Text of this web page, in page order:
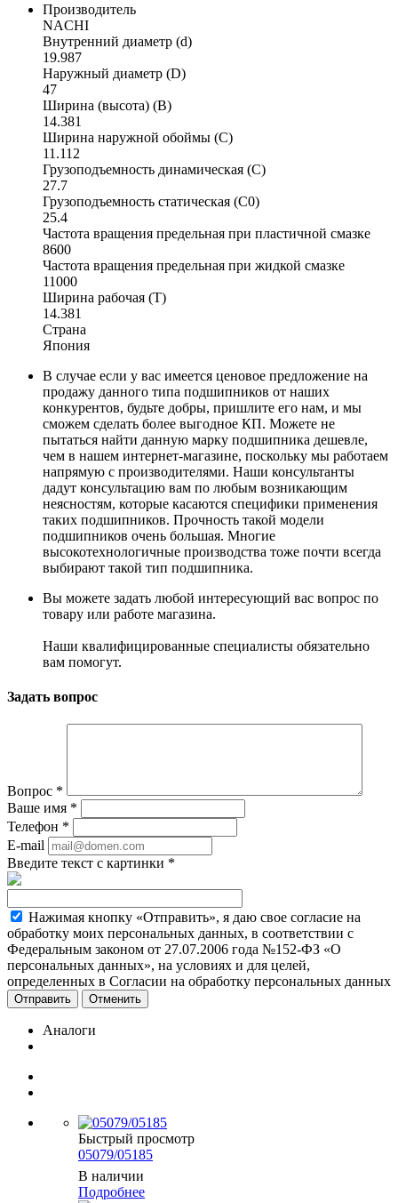
Производитель
NACHI
Внутренний диаметр (d)
19.987
Наружный диаметр (D)
47
Ширина (высота) (B)
14.381
Ширина наружной обоймы (C)
11.112
Грузоподъемность динамическая (C)
27.7
Грузоподъемность статическая (C0)
25.4
Частота вращения предельная при пластичной смазке
8600
Частота вращения предельная при жидкой смазке
11000
Ширина рабочая (T)
14.381
Страна
Япония
В случае если у вас имеется ценовое предложение на
продажу данного типа подшипников от наших
конкурентов, будьте добры, пришлите его нам, и мы
сможем сделать более выгодное КП. Можете не
пытаться найти данную марку подшипника дешевле,
чем в нашем интернет-магазине, поскольку мы работаем
напрямую с производителями. Наши консультанты
дадут консультацию вам по любым возникающим
неясностям, которые касаются специфики применения
таких подшипников. Прочность такой модели
подшипников очень большая. Многие
высокотехнологичные производства тоже почти всегда
выбирают такой тип подшипника.
Вы можете задать любой интересующий вас вопрос по
товару или работе магазина.
Наши квалифицированные специалисты обязательно
вам помогут.
Задать вопрос
Вопрос *
Ваше имя *
Телефон *
E-mail
Введите текст с картинки *
Нажимая кнопку «Отправить», я даю свое согласие на
обработку моих персональных данных, в соответствии с
Федеральным законом от 27.07.2006 года №152-ФЗ «О
персональных данных», на условиях и для целей,
определенных в Согласии на обработку персональных данных
Отменить
Аналоги
Быстрый просмотр
05079/05185
В наличии
Подробнее